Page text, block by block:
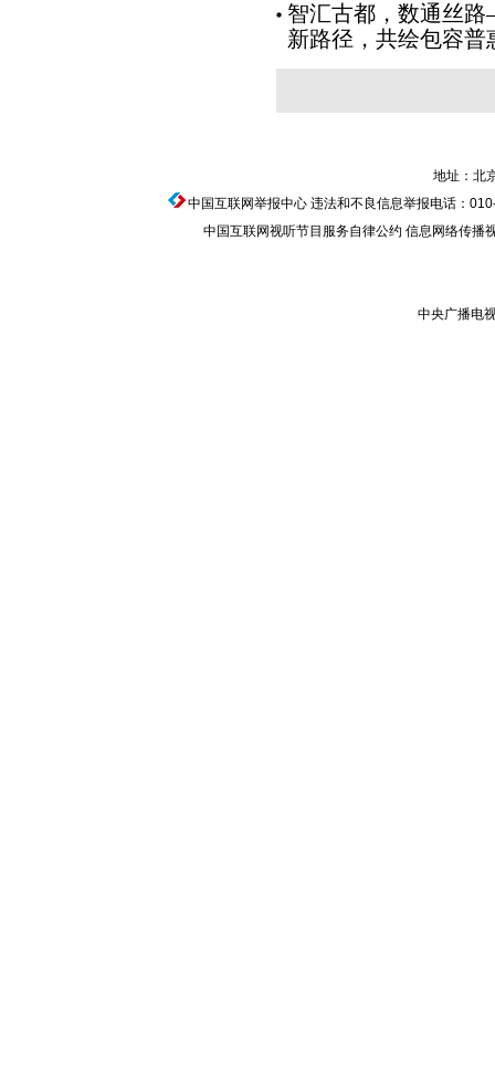
智汇古都，数通丝
新路径，共绘包容普
地址：北
中国互联网举报中心违法和不良信息举报电话：
中国互联网视听节目服务自律公约 信息网络传
中央广播电